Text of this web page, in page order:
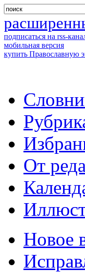
подписаться на rss-
мобильная версия
купить Православную
От
Новое